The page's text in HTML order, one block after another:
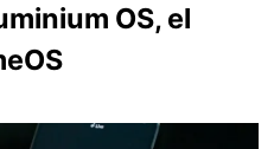
OS, el